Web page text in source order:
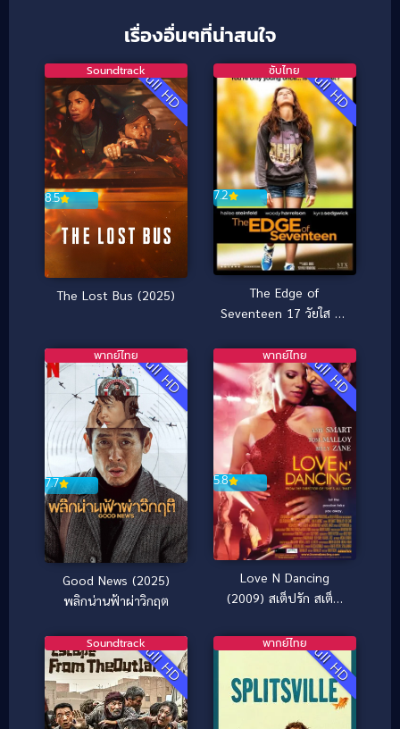
เรื่องอื่นๆที่น่าสนใจ
Full HD
8.5
Soundtrack
The Lost Bus (2025)
Full HD
7.2
ซับไทย
The Edge of
Seventeen 17 วัยใส วัน
Full HD
7.7
พากย์ไทย
Good News (2025)
พลิกน่านฟ้าผ่าวิกฤต
Full HD
5.8
พากย์ไทย
Love N Dancing
(2009) สเต็ปรัก สเต็ป
Full HD
Soundtrack Full HD
พากย์ไทย